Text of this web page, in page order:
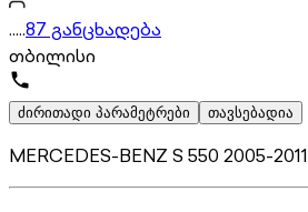
.....87 განცხადება
თბილისი
ძირითადი პარამეტრები თავსებადია
MERCEDES-BENZ S 550 2005-2011